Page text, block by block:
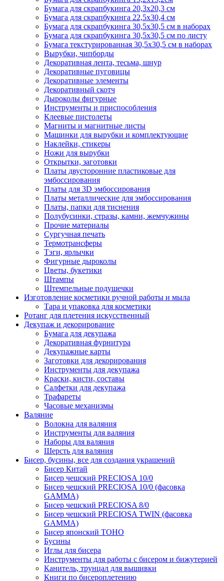
Бумага для скрапбукинга 20,3х20,3 см
Бумага для скрапбукинга 22,5х30,4 см
Бумага для скрапбукинга 30,5х30,5 см в наборах
Бумага для скрапбукинга 30,5х30,5 см по листу
Бумага текстурированная 30,5х30,5 см в наборах
Вырубки, чипборды
Декоративная лента, тесьма, шнур
Декоративные пуговицы
Декоративные элементы
Декоративный скотч
Дыроколы фигурные
Инструменты и приспособления
Клеевые пистолеты
Магниты и магнитные листы
Машинки для вырубки и комплектующие
Наклейки, стикеры
Ножи для вырубки
Открытки, заготовки
Платы двусторонние пластиковые для
эмбоссирования
Платы для 3D эмбоссирования
Платы металлические для эмбоссирования
Платы, папки для тиснения
Полубусинки, стразы, камни, жемчужины
Прочие материалы
Сургучная печать
Термотрансферы
Тэги, ярлычки
Фигурные дыроколы
Цветы, букетики
Штампы
Штемпельные подушечки
Изготовление косметики ручной работы и мыла
Тара и упаковка для косметики
Ротанг для плетения искусственный
Декупаж и декорирование
Бумага для декупажа
Декоративная фурнитура
Декупажные карты
Заготовки для декорирования
Инструменты для декупажа
Краски, кисти, составы
Салфетки для декупажа
Трафареты
Часовые механизмы
Валяние
Волокна для валяния
Инструменты для валяния
Наборы для валяния
Шерсть для валяния
Бисер, бусины, все для создания украшений
Бисер Китай
Бисер чешский PRECIOSA 10/0
Бисер чешский PRECIOSA 10/0 (фасовка
GAMMA)
Бисер чешский PRECIOSA 8/0
Бисер чешский PRECIOSA TWIN (фасовка
GAMMA)
Бисер японский TOHO
Бусины
Иглы для бисера
Инструменты для работы с бисером и бижутерией
Канитель, трунцал для вышивки
Книги по бисероплетению